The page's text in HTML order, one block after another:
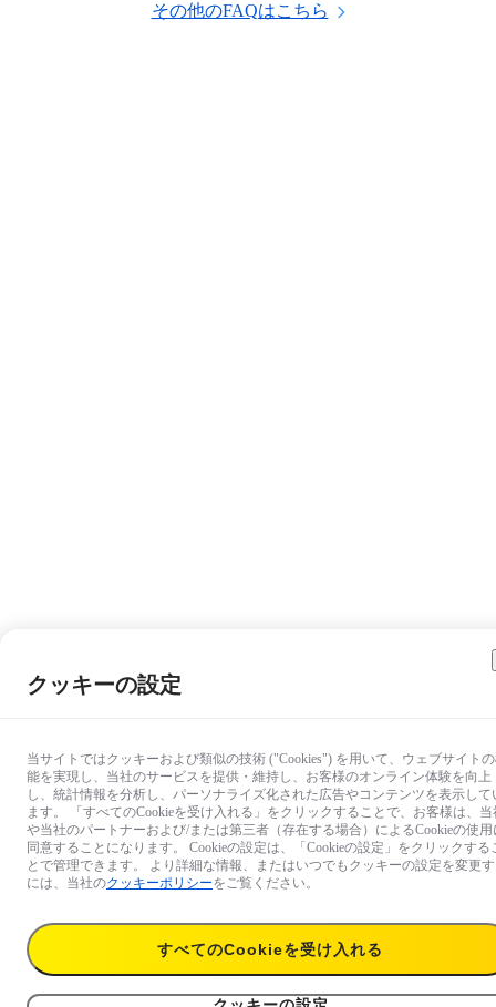
その他のFAQはこちら
2,500円
Link 2C向け2年プラン 今すぐ購入
クッキーの設定
当サイトではクッキーおよび類似の技術 ("Cookies") を用いて、ウェブサイト
能を実現し、当社のサービスを提供・維持し、お客様のオンライン体験を向上
し、統計情報を分析し、パーソナライズ化された広告やコンテンツを表示して
ます。 「すべてのCookieを受け入れる」をクリックすることで、お客様は、当
や当社のパートナーおよび/または第三者（存在する場合）によるCookieの使用
同意することになります。 Cookieの設定は、「Cookieの設定」をクリックする
とで管理できます。 より詳細な情報、またはいつでもクッキーの設定を変更
には、当社のクッキーポリシーをご覧ください。
すべてのCookieを受け入れる